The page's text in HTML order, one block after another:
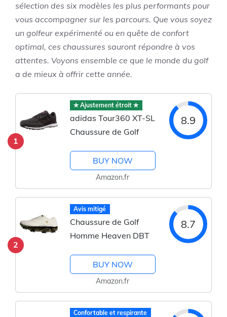
sélection des six modèles les plus performants pour
vous accompagner sur les parcours. Que vous soyez
un golfeur expérimenté ou en quête de confort
optimal, ces chaussures sauront répondre à vos
attentes. Voyons ensemble ce que le monde du golf
a de mieux à offrir cette année.
1
✯ Ajustement étroit ✯
adidas Tour360 XT-SL
Chaussure de Golf
8.9
BUY NOW
Amazon.fr
2
Avis mitigé
Chaussure de Golf
Homme Heaven DBT
8.7
BUY NOW
Amazon.fr
Confortable et respirante